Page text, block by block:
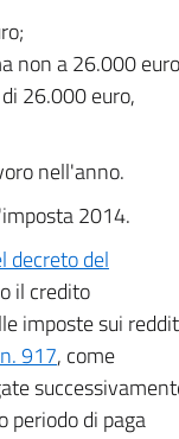
non a 26.000
26.000 euro,
nell'anno.
2014.
decreto del
il credito
imposte sui
917, come
periodo di paga